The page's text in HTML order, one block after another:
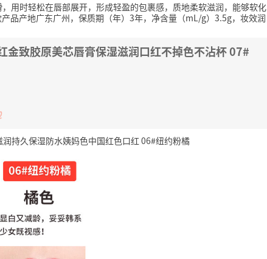
用时轻松在唇部展开，形成轻盈的包裹感，质地柔软滋润，能够软化
品产地广东广州，保质期（年）3年，净含量（mL/g）3.5g，妆效润
金致胶原美芯唇膏保湿滋润口红不掉色不沾杯 07#
持久保湿防水姨妈色中国红色口红 06#纽约粉橘